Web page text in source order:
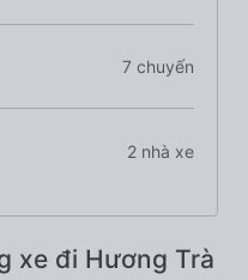
7 chuyến
2 nhà xe
xe đi Hương Trà